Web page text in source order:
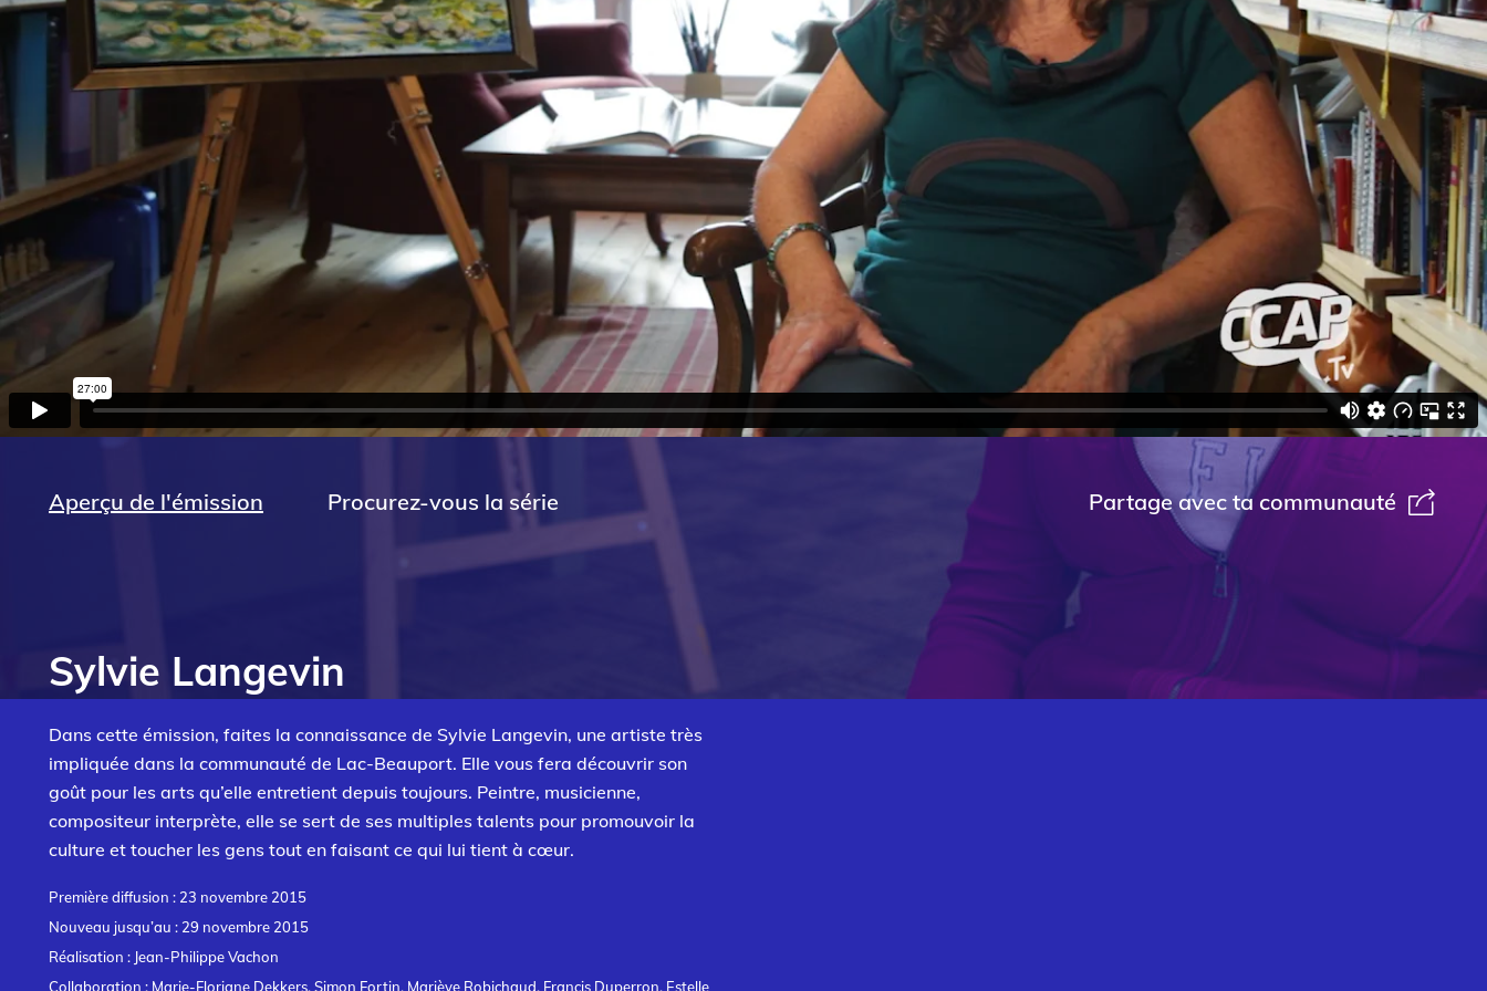
Aperçu de l'émission Procurez-vous la série Partage avec ta communauté
Sylvie Langevin
Dans cette émission, faites la connaissance de Sylvie Langevin, une artiste très
impliquée dans la communauté de Lac-Beauport. Elle vous fera découvrir son
goût pour les arts qu’elle entretient depuis toujours. Peintre, musicienne,
compositeur interprète, elle se sert de ses multiples talents pour promouvoir la
culture et toucher les gens tout en faisant ce qui lui tient à cœur.
Première diffusion : 23 novembre 2015
Nouveau jusqu’au : 29 novembre 2015
Réalisation : Jean-Philippe Vachon
Collaboration : Marie-Floriane Dekkers, Simon Fortin, Mariève Robichaud, Francis Duperron, Estelle